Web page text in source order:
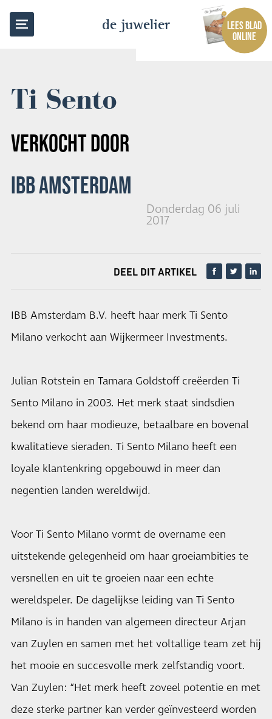
de juwelier
LEES BLAD
ONLINE
Ti Sento
VERKOCHT DOOR
IBB AMSTERDAM
Donderdag 06 juli
2017
TERUG NAAR OVERZICHT
DEEL DIT ARTIKEL
IBB Amsterdam B.V. heeft haar merk Ti Sento
Milano verkocht aan Wijkermeer Investments.
Julian Rotstein en Tamara Goldstoff creëerden Ti
Sento Milano in 2003. Het merk staat sindsdien
bekend om haar modieuze, betaalbare en bovenal
kwalitatieve sieraden. Ti Sento Milano heeft een
loyale klantenkring opgebouwd in meer dan
negentien landen wereldwijd.
Voor Ti Sento Milano vormt de overname een
uitstekende gelegenheid om haar groeiambities te
versnellen en uit te groeien naar een echte
wereldspeler. De dagelijkse leiding van Ti Sento
Milano is in handen van algemeen directeur Arjan
van Zuylen en samen met het voltallige team zet hij
het mooie en succesvolle merk zelfstandig voort.
Van Zuylen: “Het merk heeft zoveel potentie en met
deze sterke partner kan verder geïnvesteerd worden